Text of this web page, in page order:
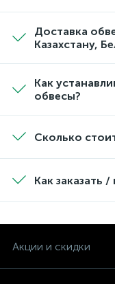
Доставка
Казахстану,
Как
обвесы?
Сколько
Как заказать
Акции и скидки